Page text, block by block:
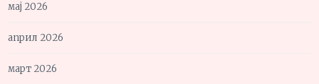
мај 2026
април 2026
март 2026